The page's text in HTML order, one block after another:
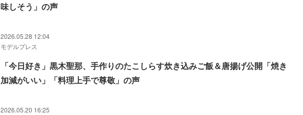
味しそう」の声
2026.05.28 12:04
モデルプレス
「今日好き」黒木聖那、手作りのたこしらす炊き込みご飯＆唐揚げ公開「焼き
加減がいい」「料理上手で尊敬」の声
2026.05.20 16:25